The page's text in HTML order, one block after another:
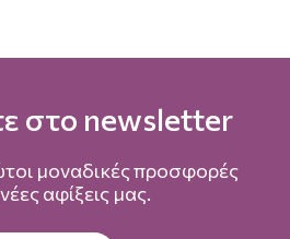
στο newsletter
μοναδικές προσφορές
νέες αφίξεις μας.